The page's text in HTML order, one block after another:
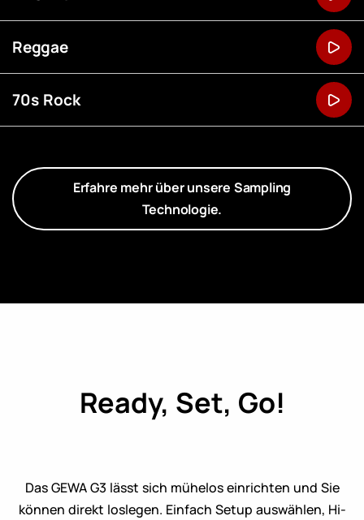
Reggae
70s Rock
Erfahre mehr über unsere Sampling
Technologie.
Ready, Set, Go!
Das GEWA G3 lässt sich mühelos einrichten und Sie
können direkt loslegen. Einfach Setup auswählen, Hi-